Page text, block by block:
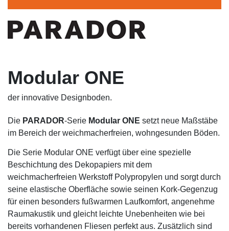
Modular ONE
der innovative Designboden.
Die PARADOR-Serie Modular ONE setzt neue Maßstäbe
im Bereich der weichmacherfreien, wohngesunden Böden.
Die Serie Modular ONE verfügt über eine spezielle
Beschichtung des Dekopapiers mit dem
weichmacherfreien Werkstoff Polypropylen und sorgt durch
seine elastische Oberfläche sowie seinen Kork-Gegenzug
für einen besonders fußwarmen Laufkomfort, angenehme
Raumakustik und gleicht leichte Unebenheiten wie bei
bereits vorhandenen Fliesen perfekt aus. Zusätzlich sind